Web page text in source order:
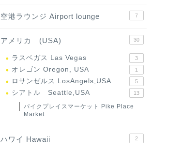
空港ラウンジ Airport lounge 7
アメリカ (USA) 30
ラスベガス Las Vegas 3
オレゴン Oregon, USA 1
ロサンゼルス LosAngels,USA 5
シアトル Seattle,USA 13
パイクプレイスマーケット Pike Place
Market
ハワイ Hawaii 2